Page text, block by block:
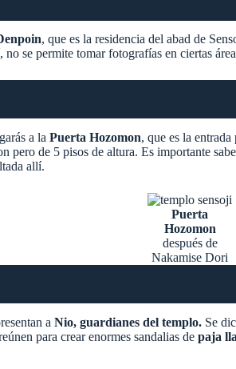
, que es la residencia del abad de
se permite tomar fotografías en ciertas
a la Puerta Hozomon, que es la
de 5 pisos de altura. Es importante
allí.
Puerta
Hozomon
después de
Nakamise Dori
a Nio, guardianes del templo. Se
para crear enormes sandalias de paja